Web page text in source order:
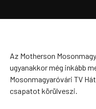
Az Motherson
ugyanakkor még inkább
Mosonmagyaróvári TV
csapatot körülveszi.